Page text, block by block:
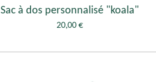
Sac à dos personnalisé "koala"
20,00 €